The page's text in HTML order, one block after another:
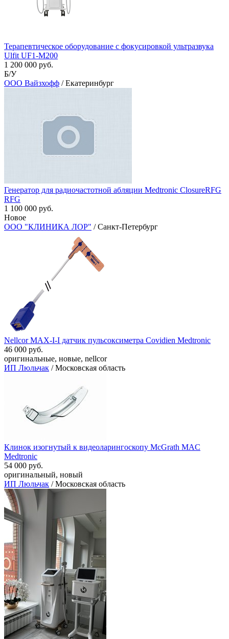
Терапевтическое оборудование с фокусировкой ультразвука
Ulfit UF1-M200
1 200 000 руб.
Б/У
ООО Вайзхофф / Екатеринбург
Генератор для радиочастотной абляции Medtronic ClosureRFG
RFG
1 100 000 руб.
Новое
ООО "КЛИНИКА ЛОР" / Санкт-Петербург
Nellcor MAX-I-I датчик пульсоксиметра Covidien Medtronic
46 000 руб.
оригинальные, новые, nellcor
ИП Люльчак / Московская область
Клинок изогнутый к видеоларингоскопу McGrath MAC
Medtronic
54 000 руб.
оригинальный, новый
ИП Люльчак / Московская область